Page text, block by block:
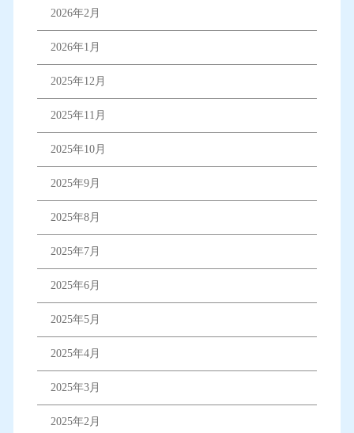
2026年2月
2026年1月
2025年12月
2025年11月
2025年10月
2025年9月
2025年8月
2025年7月
2025年6月
2025年5月
2025年4月
2025年3月
2025年2月